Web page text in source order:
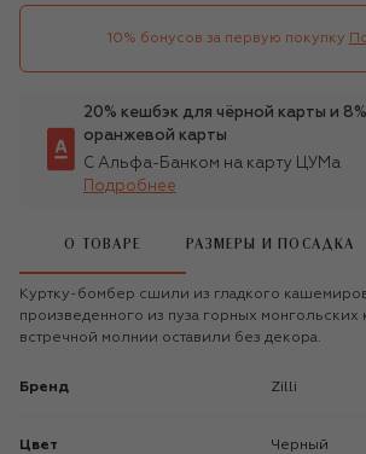
10% бонусов за первую покупку
20% кешбэк для чёрной карты и
оранжевой карты
С Альфа-Банком на карту ЦУМа
Подробнее
О ТОВАРЕ РАЗМЕРЫ И ПОСАДКА
Куртку-бомбер сшили из гладкого
произведенного из пуза горных монгольских
встречной молнии оставили без декора.
Бренд Zilli
Цвет Черный